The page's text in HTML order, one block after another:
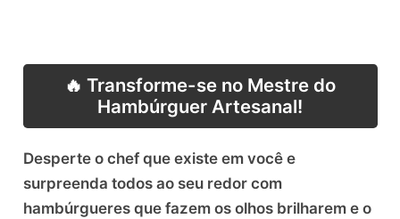
🔥 Transforme-se no Mestre do
Hambúrguer Artesanal!
Desperte o chef que existe em você e
surpreenda todos ao seu redor com
hambúrgueres que fazem os olhos brilharem e o